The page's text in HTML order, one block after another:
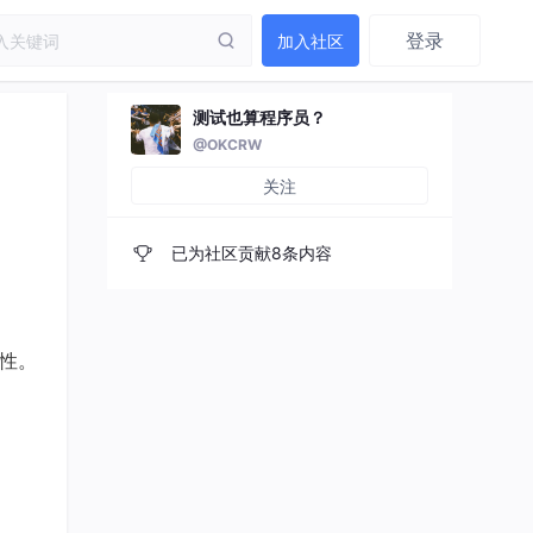
加入社区 登录
。
测试也算程序员？
@OKCRW
关注
已为社区贡献8条内容